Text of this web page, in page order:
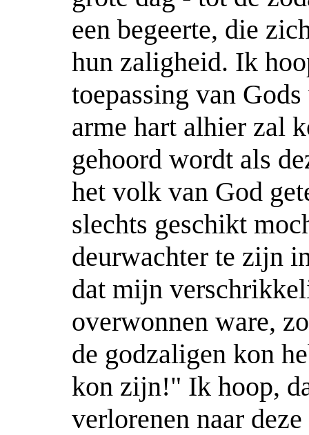
een begeerte, die
hun zaligheid. Ik
toepassing van
arme hart alhier zal
gehoord wordt als
het volk van God
slechts geschikt
deurwachter te zijn
dat mijn
overwonnen ware,
de godzaligen kon
kon zijn!" Ik hoop,
verlorenen naar